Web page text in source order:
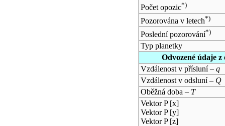
Počet opozic*)
Pozorována v letech*)
Poslední pozorování*)
Typ planetky
Odvozené údaje
Vzdálenost v přísluní – q
Vzdálenost v odsluní – Q
Oběžná doba – T
Vektor P [x]
Vektor P [y]
Vektor P [z]